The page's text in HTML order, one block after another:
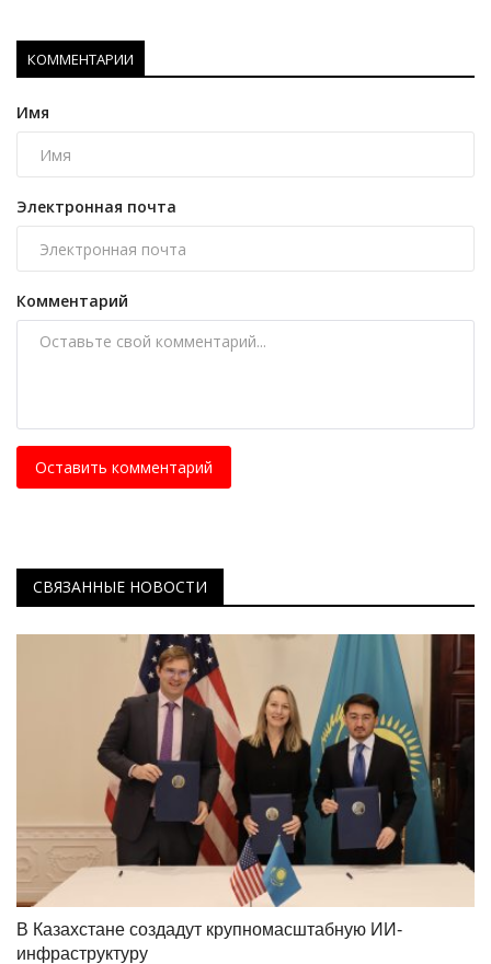
КОММЕНТАРИИ
Имя
Электронная почта
Комментарий
Оставить комментарий
СВЯЗАННЫЕ НОВОСТИ
В Казахстане создадут крупномасштабную ИИ-
инфраструктуру